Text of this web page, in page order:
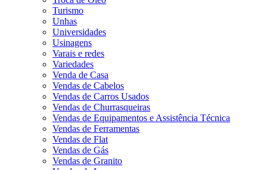
Turismo
Unhas
Universidades
Usinagens
Varais e redes
Variedades
Venda de Casa
Vendas de Cabelos
Vendas de Carros Usados
Vendas de Churrasqueiras
Vendas de Equipamentos e Assistência Técnica
Vendas de Ferramentas
Vendas de Flat
Vendas de Gás
Vendas de Granito